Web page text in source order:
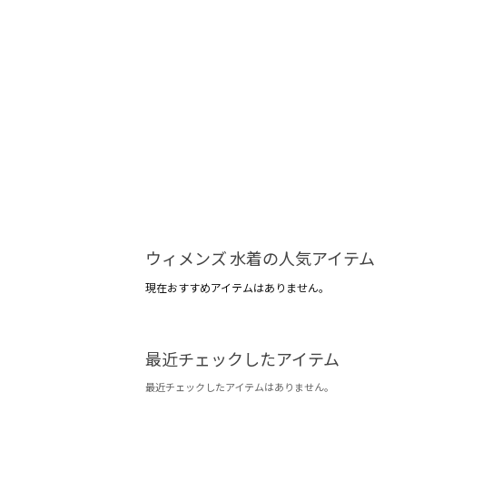
ウィメンズ 水着の人気アイテム
現在おすすめアイテムはありません。
最近チェックしたアイテム
最近チェックしたアイテムはありません。